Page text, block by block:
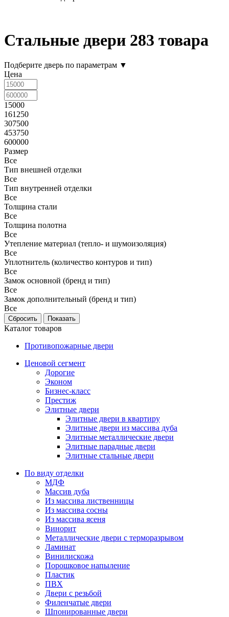
Стальные двери 283 товара
Подберите дверь по параметрам ▼
Цена
15000
161250
307500
453750
600000
Размер
Все
Тип внешней отделки
Все
Тип внутренней отделки
Все
Толщина стали
Все
Толщина полотна
Все
Утепление материал (тепло- и шумоизоляция)
Все
Уплотнитель (количество контуров и тип)
Все
Замок основной (бренд и тип)
Все
Замок дополнительный (бренд и тип)
Все
Каталог товаров
Противопожарные двери
Ценовой сегмент
Дорогие
Эконом
Бизнес-класс
Престиж
Элитные двери
Элитные двери в квартиру
Элитные двери из массива дуба
Элитные металлические двери
Элитные парадные двери
Элитные стальные двери
По виду отделки
МДФ
Массив дуба
Из массива лиственницы
Из массива сосны
Из массива ясеня
Винорит
Металлические двери с терморазрывом
Ламинат
Винилискожа
Порошковое напыление
Пластик
ПВХ
Двери с резьбой
Филенчатые двери
Шпонированные двери